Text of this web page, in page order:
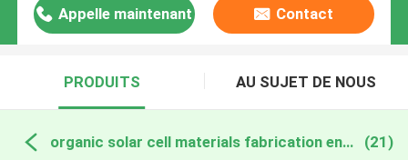
Appelle maintenant Contact
PRODUITS AU SUJET DE NOUS
organic solar cell materials fabrication en ligne (21)